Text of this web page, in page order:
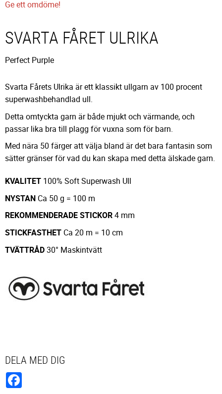
Ge ett omdöme!
SVARTA FÅRET ULRIKA
Perfect Purple
Svarta Fårets Ulrika är ett klassikt ullgarn av 100 procent
superwashbehandlad ull.
Detta omtyckta garn är både mjukt och värmande, och
passar lika bra till plagg för vuxna som för barn.
Med nära 50 färger att välja bland är det bara fantasin som
sätter gränser för vad du kan skapa med detta älskade garn.
KVALITET 100% Soft Superwash Ull
NYSTAN Ca 50 g = 100 m
REKOMMENDERADESTICKOR4 mm
STICKFASTHET Ca 20 m = 10 cm
TVÄTTRÅD30° Maskintvätt
DELA MED DIG